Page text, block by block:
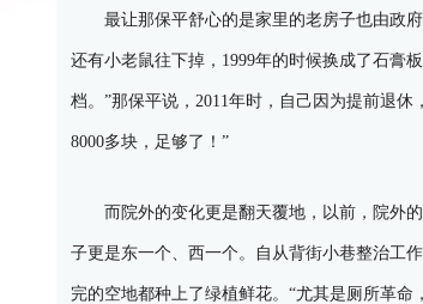
最让那保平舒心的是家里的老房子也由政府
还有小老鼠往下掉，1999年的时候换成了石膏
档。”那保平说，2011年时，自己因为提前退
8000多块，足够了！”
而院外的变化更是翻天覆地，以前，院外的
子更是东一个、西一个。自从背街小巷整治工
完的空地都种上了绿植鲜花。“尤其是厕所革